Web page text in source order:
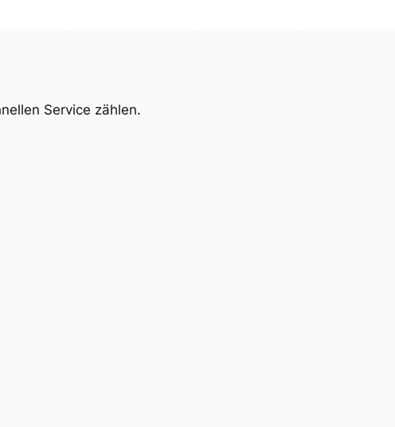
Service zählen.